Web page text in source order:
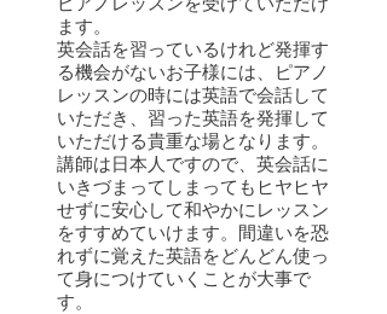
ます。
英会話を習っているけれど発揮す
る機会がないお子様には、ピアノ
レッスンの時には英語で会話して
いただき、習った英語を発揮して
いただける貴重な場となります。
講師は日本人ですので、英会話に
いきづまってしまってもヒヤヒヤ
せずに安心して和やかにレッスン
をすすめていけます。間違いを恐
れずに覚えた英語をどんどん使っ
て身につけていくことが大事で
す。